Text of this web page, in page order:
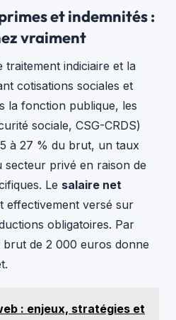
et indemnités :
vraiment
traitement indiciaire et la
cotisations sociales et
la fonction publique, les
sociale, CSG-CRDS)
à 27 % du brut, un taux
secteur privé en raison de
Le salaire net
effectivement versé sur
obligatoires. Par
de 2 000 euros donne
: enjeux, stratégies et